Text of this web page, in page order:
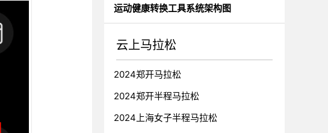
运动健康转换工具系统架构图
云上马拉松
2024郑开马拉松
2024郑开半程马拉松
2024上海女子半程马拉松